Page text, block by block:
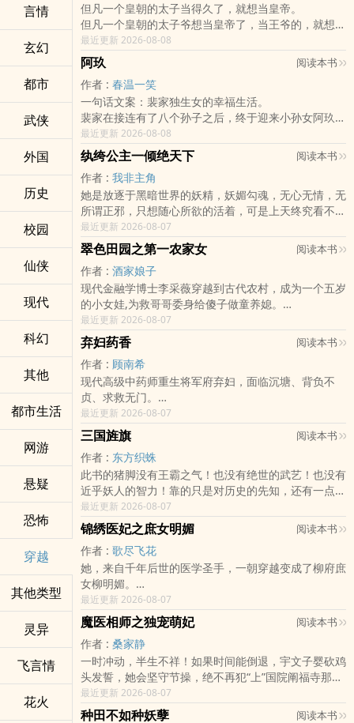
言情
玄幻
都市
武侠
外国
历史
校园
仙侠
现代
科幻
其他
都市生活
网游
悬疑
恐怖
穿越
其他类型
灵异
飞言情
花火
但凡一个皇朝的太子当得久了，就想当皇帝。
但凡一个皇朝的太子爷想当皇帝了，当王爷的，就想捡
漏了。
在柳贞吉眼里，她相公，当朝狮王，就是那个想捡漏的
人。
本文雷点，一定要看，不适者请点X，多谢：
1：女主穿越，男主有妾，全架空，谢绝任何考据。
2：作者文笔直白磨叽。
3：喜欢就看，不喜欢就点X，喜欢教育作者的请止
步。
4：再次谢绝任何对作者的教育，作者写得不好，您不
爱看点个X很容易。
5：以后见机再补充……
公告:本文于周四（5月1）入V，入V当天三更。希望喜
欢此文，有能力的同学能继续支持。再次多谢各位！
最近更新 2026-08-08
阿玖 阅读本书
作者 : 春温一笑
一句话文案：裴家独生女的幸福生活。
裴家在接连有了八个孙子之后，终于迎来小孙女阿玖的
降生，合家欢喜。
慈爱祖父、祖母，痴心爹娘，八个哥哥，小阿玖的婴儿
生活，温馨快乐。
童年美好的像梦境，长大后，阿玖会面临什么样的人
生？
必要说明：
1、甜文，1V1；
2、日更，有事会请假。
完结文 ↓☆ 完结文 ↓☆ 完结文 ↓☆ 完结文 ↓☆ 完结文
↓
最近更新 2026-08-08
纨绔公主一倾绝天下 阅读本书
作者 : 我非主角
她是放逐于黑暗世界的妖精，妖媚勾魂，无心无情，无
所谓正邪，只想随心所欲的活着，可是上天终究看不得
她这么惬意，让她葬身火海，尸骨无存。
再次睁眼，她是尧月国唯一的公主，不过却是个白痴加
花痴，纨绔不化，刁蛮跋扈，痴恋尧月第一公子，用尽
手段让他臣服在自己的裙下，却在新婚之夜被人暗算死
于非命。
皇族之人视她为耻辱，天下之人不屑嘲讽，却没人知道
那具身体早已换了灵魂。
黑暗中她勾起妖冶的红唇，媚惑如斯：“如此才有趣
啊！”
一手敛财、一手兵器，当天下大乱，她惊艳出世，列国
之上，唯我独尊，从此，谁还敢小看她半分？
红袖闪动，衣袂飘香，那倾城一撇，又夺了谁的心魂？
她只想肆意的重活一世，却不想在不经意间成就了无数
人的惊鸿，无需渲染，便已倾绝天下！
-----男主简介----
他，才华盖世，清冷绝傲，一袭青灰色长衫给他穿出了
清风明月的气质，一身淡雅从容，不染纤尘，可终究因
为那如妖如月的女子失了心魂，从天际跌落地狱，堕仙
成魔！
他，红衣妖艳，嗜血无情，如一朵开在黄泉路上的地狱
红莲，勾魂妖冶，三千荼蘼染绯月，倾尽人间修罗色，
明明是那么无情的人，是谁让他滴了红颜泪落在心口点
绛了朱砂？
他，随心肆意，无拘无束，一身白衣游走江湖，杀伐果
断，快意恩仇，可长剑斩尽天下人，终究遇上了那人，
最后宁愿将剑刺入自己心窝也不愿伤那人分毫！
他，身怀仇恨，外面沉寂淡雅，内心却早已噬恨成魔，
暗黑、死寂、腐朽，忽然有一日，那方黑暗的天际摄入
一道烈焰，灼伤了他的眼，也灼伤了他的心，是为仇恨
死，还是为那点光热而生？
他，淡雅如风，无心无情，手中素弦拨弄，如仙乐可醉
红尘梦人，也可如地狱冥音杀人无形；可琴音能控，那
最近更新 2026-08-07
翠色田园之第一农家女 阅读本书
作者 : 酒家娘子
现代金融学博士李采薇穿越到古代农村，成为一个五岁
的小女娃,为救哥哥委身给傻子做童养媳。
丈夫傻也罢了，还是个面瘫。
两间破草屋，一亩三分地，有上顿没下顿，难以温饱。
残酷的生活，逼得李采薇奋发自强，靠着一技之长，带
着丈夫发家致富。
包地种粮，开山种果，租塘养鱼，建造盛世庄园；
十里荷塘，千亩良田，万顷荒山，奔向小康生活。
事业蒸蒸日上，从一个农家贫女成为专门种植朝廷贡品
的小富婆。
原本以为自此和傻子丈夫和和美美过生活，却不想被拐
进了花轿。
嚓！好女不二嫁，这是什么情况？
李采薇新婚之夜逃婚，出门便被逮着。看着眼前英俊潇
洒的男子，精睿凛然的眸子，哪有半分傻气？顿时傻眼
了。这当真是她的傻子丈夫？
片段一：
李采薇在河里洗澡，看着水中的倒影，轻叹：这一辈子
估计得守活寡了。
忽而，脚抽筋，惊慌的喊着丈夫。
傻子丈夫冲到她面前，托着她下滑的身子，见她衣不蔽
体，立马红了脸，支支吾吾结巴起来。
李采薇感受到腰间的火热，心想：只要多加‎­‌调‌教​‍‎，还是
指日可待的。
片段二：
新婚之夜。
李采薇躺在丈夫结实宽厚的怀里，换她红了脸。
“你，你行吗？”李采薇指了指丈夫的脑袋。
最近更新 2026-08-07
弃妇药香 阅读本书
作者 : 顾南希
现代高级中药师重生将军府弃妇，面临沉塘、背负不
贞、求救无门。
机缘巧合，她被救了，沦落在不知名的贫困的小山村。
日子艰辛不说，肚中还有一宝，闲言碎语少不了。
不怕不怕，咱有一技在手，保胎儿，救病患，立威信，
金牌神医不在话下。
传说中的相公是忠犬：
“夫人，跟我回家吧，家里你做主。”
某女冷哼，“谁是你夫人，你这样你家人造么？”
“娃都生了，咋就不承认呢，家里那些混蛋都被我收
拾，回家让你看看我的成果…”某男得瑟的扬眉，他出
手轻则断胳膊断腿，重则…
“…”
萌宝认爹偏：
“一二三四五，你想做我爹？那可不容易。”萌宝数着手
指头，抬头看了一眼高大的男人。
“我是你爹，你不认试试？”
“二三四五六，你敢威胁我，我就告娘去。”
“说，你的条件！”某男咬牙。
“三四五六七，其实很容易，上山能采药打猎，下河能
抓虾摸鱼，斗的过极品和爹娘，保的了媳妇和儿郎，钱
要比娘多，权要比娘大，在家纸老虎，在外真英雄，要
最近更新 2026-08-07
三国旌旗 阅读本书
作者 : 东方织蛛
此书的猪脚没有王霸之气！也没有绝世的武艺！也没有
近乎妖人的智力！靠的只是对历史的先知，还有一点点
运气。看一个普通人，如何在波澜壮阔的三国时代创建
自己的……
最近更新 2026-08-07
锦绣医妃之庶女明媚 阅读本书
作者 : 歌尽飞花
她，来自千年后世的医学圣手，一朝穿越变成了柳府庶
女柳明媚。
祖母不喜，爹爹厌恶，夫人不容，娘亲软弱，姐妹狠
毒。
一朝风云变，庶女转眼变成了香饽饽。
祖母疼爱，爹爹殷勤。
柳明媚白了白眼，左不过是看上了自己这身皮囊，能护
佑柳家稳如磐石。
于是，山涧野丫头被披上华服成为了某些人眼里的棋
子。
最近更新 2026-08-07
魔医相师之独宠萌妃 阅读本书
作者 : 桑家静
一时冲动，半生不祥！如果时间能倒退，宇文子婴砍鸡
头发誓，她会坚守节操，绝不再犯“上”国院阐福寺那位
得高望重的无相国师！
哪怕——他长得令人垂涎欲滴，哪怕他扯淡地四处宣播
最近更新 2026-08-07
种田不如种妖孽 阅读本书